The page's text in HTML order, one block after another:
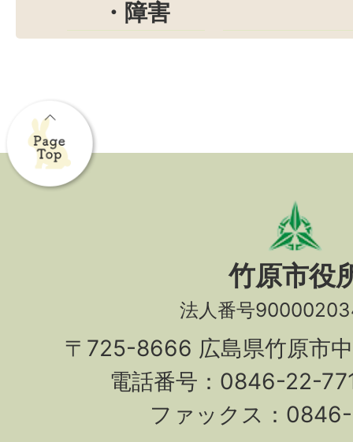
・障害
竹原市役
法人番号
〒725-8666 広島県竹原市
電話番号：0846-22-
ファックス：